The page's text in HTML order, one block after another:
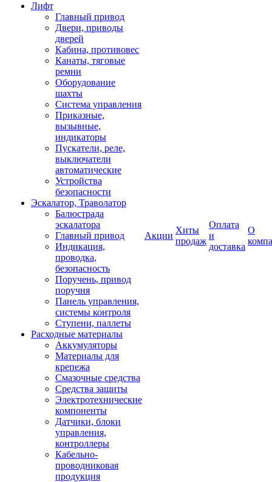
Лифт
Главный привод
Двери, приводы
дверей
Кабина, противовес
Канаты, тяговые
ремни
Оборудование
шахты
Система управления
Приказные,
вызывные,
индикаторы
Пускатели, реле,
выключатели
автоматические
Устройства
безопасности
Эскалатор, Траволатор
Балюстрада
эскалатора
Главный привод
Индикация,
проводка,
безопасность
Поручень, привод
поручня
Панель управления,
системы контроля
Ступени, паллеты
Расходные материалы
Аккумуляторы
Материалы для
крепежа
Смазочные средства
Средства защиты
Электротехнические
компоненты
Датчики, блоки
управления,
контроллеры
Кабельно-
проводниковая
продукция
Акции
Хиты
продаж
Оплата
и
доставка
О